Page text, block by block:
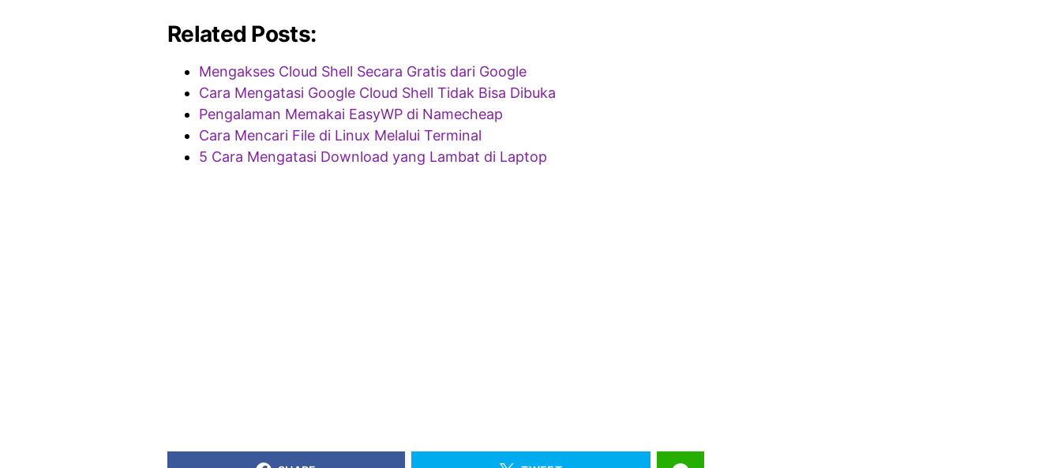
Related Posts:
Mengakses Cloud Shell Secara Gratis dari Google
Cara Mengatasi Google Cloud Shell Tidak Bisa Dibuka
Pengalaman Memakai EasyWP di Namecheap
Cara Mencari File di Linux Melalui Terminal
5 Cara Mengatasi Download yang Lambat di Laptop